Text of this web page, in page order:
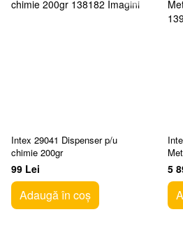
Intex 29041 Dispenser p/u
chimie 200gr
99 Lei
Adaugă în coș
5